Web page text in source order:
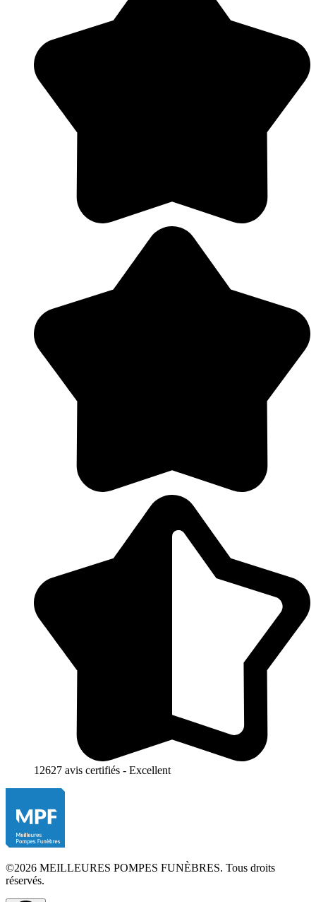
12627 avis certifiés - Excellent
©2026 MEILLEURES POMPES FUNÈBRES. Tous droits
réservés.